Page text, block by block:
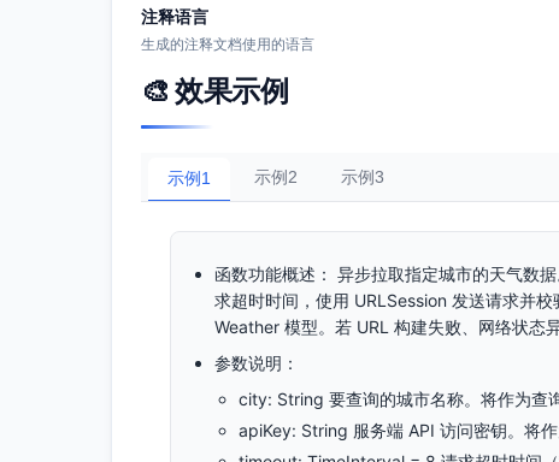
注释语言
生成的注释文档使用的语言
🎨 效果示例
示例1 示例2 示例3
函数功能概述： 异步拉取指定城市的天气数
求超时时间，使用 URLSession 发送请求并
Weather 模型。若 URL 构建失败、网络状态
参数说明：
city: String 要查询的城市名称。将作为查
apiKey: String 服务端 API 访问密钥。将